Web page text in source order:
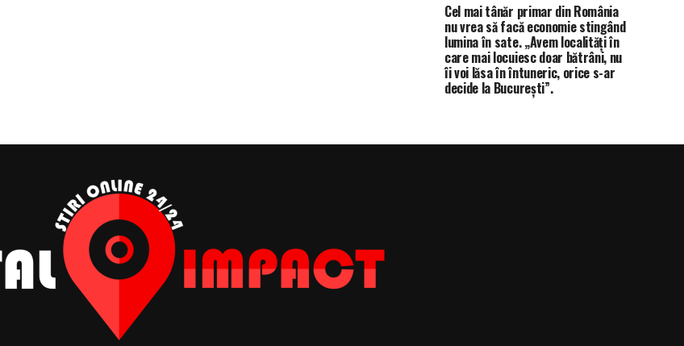
Cel mai tânăr primar din România
nu vrea să facă economie stingând
lumina în sate. „Avem localități în
care mai locuiesc doar bătrâni, nu
îi voi lăsa în întuneric, orice s-ar
decide la București”.